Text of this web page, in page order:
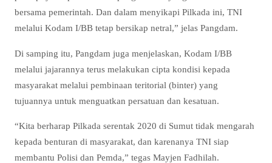
bersama pemerintah. Dan dalam menyikapi Pilkada ini, TNI
melalui Kodam I/BB tetap bersikap netral,” jelas Pangdam.
Di samping itu, Pangdam juga menjelaskan, Kodam I/BB
melalui jajarannya terus melakukan cipta kondisi kepada
masyarakat melalui pembinaan teritorial (binter) yang
tujuannya untuk menguatkan persatuan dan kesatuan.
“Kita berharap Pilkada serentak 2020 di Sumut tidak mengarah
kepada benturan di masyarakat, dan karenanya TNI siap
membantu Polisi dan Pemda,” tegas Mayjen Fadhilah.